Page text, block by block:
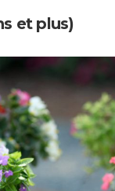
et plus)